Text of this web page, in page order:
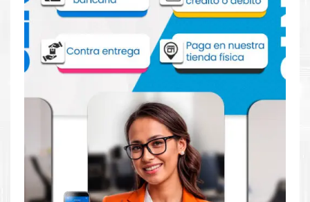
Aprovecha nuestra experiencia y atención para adquirir tus
productos. Tenemos promociones todos los dias. Escríbenos o
visítanos hoy para encontrar la solución perfecta para tu
impresoraHP, como laTinta HP 964 Magenta para impresoras
Dónde comprar Tinta para impresoras
9010 9020 en Lima o para provincia
Tienda autorizada por HP. Descubre la mejor manera de